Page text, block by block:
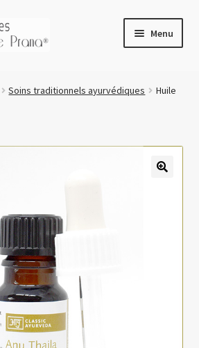
Menu
à Aigle
Soins Divins
RNV
RNV et RNP
Soins traditionnels ayurvédiques
Huile